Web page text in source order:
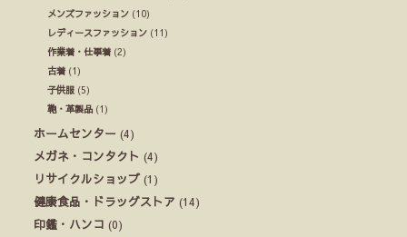
メンズファッション (10)
レディースファッション (11)
作業着・仕事着 (2)
古着 (1)
子供服 (5)
鞄・革製品 (1)
ホームセンター (4)
メガネ・コンタクト (4)
リサイクルショップ (1)
健康食品・ドラッグストア (14)
印鑑・ハンコ (0)